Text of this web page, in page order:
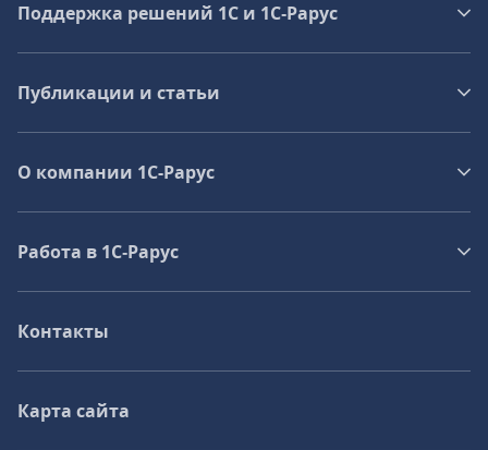
Поддержка решений 1С и 1С‑Рарус
Публикации и статьи
О компании 1C-Рарус
Работа в 1С‑Рарус
Контакты
Карта сайта